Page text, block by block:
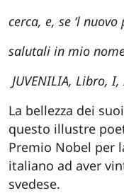
cerca, e, se ‘l nuovo
salutali in mio
JUVENILIA, Libro,
La bellezza dei
questo illustre
Premio Nobel per
italiano ad aver
svedese.